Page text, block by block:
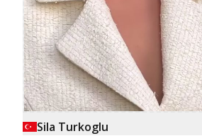
Sila Turkoglu